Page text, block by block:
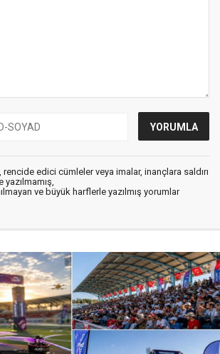
rencide edici cümleler veya imalar, inançlara saldırı
ve büyük harflerle yazılmış yorumlar